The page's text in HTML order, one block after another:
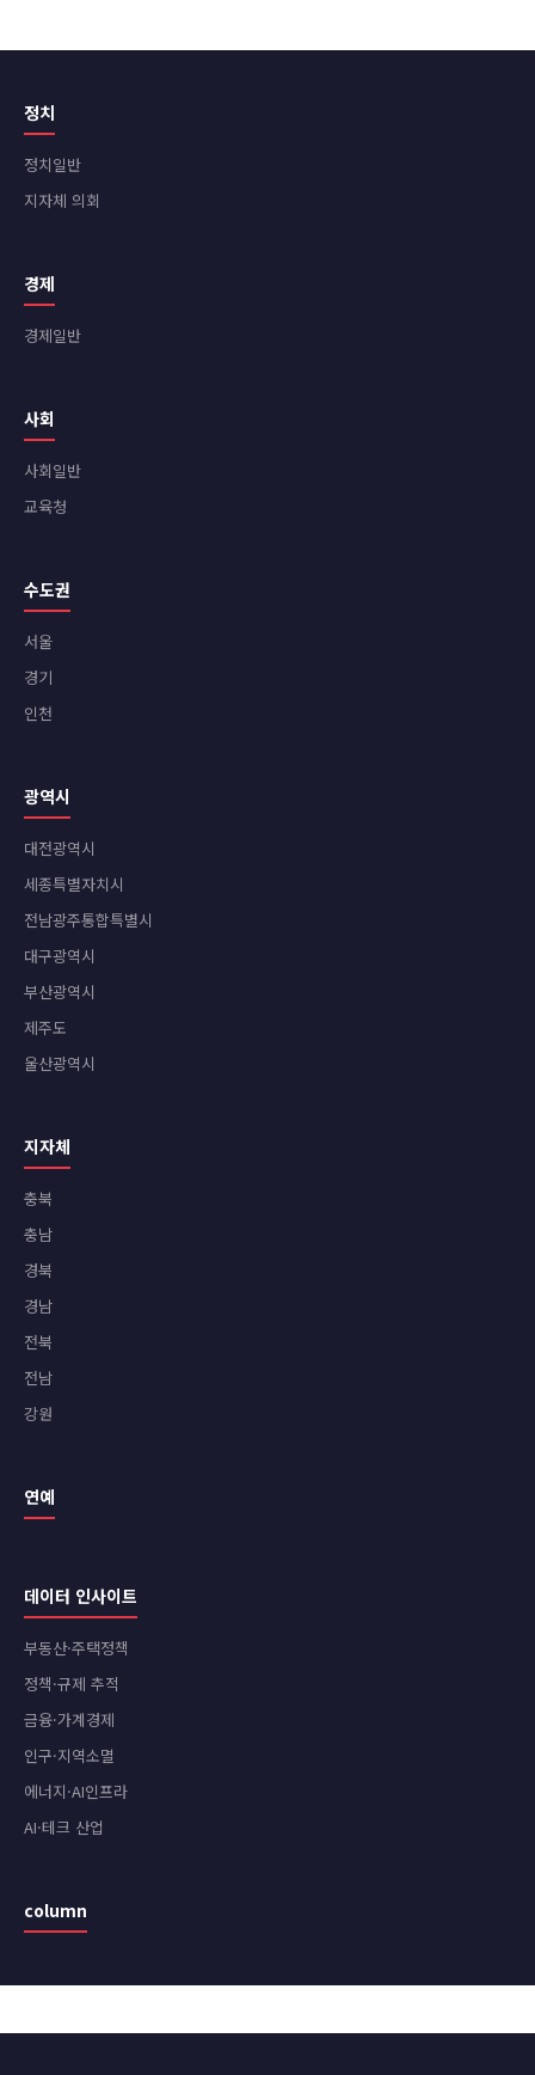
정치
정치일반
지자체 의회
경제
경제일반
사회
사회일반
교육청
수도권
서울
경기
인천
광역시
대전광역시
세종특별자치시
전남광주통합특별시
대구광역시
부산광역시
제주도
울산광역시
지자체
충북
충남
경북
경남
전북
전남
강원
연예
데이터 인사이트
부동산·주택정책
정책·규제 추적
금융·가계경제
인구·지역소멸
에너지·AI인프라
AI·테크 산업
column